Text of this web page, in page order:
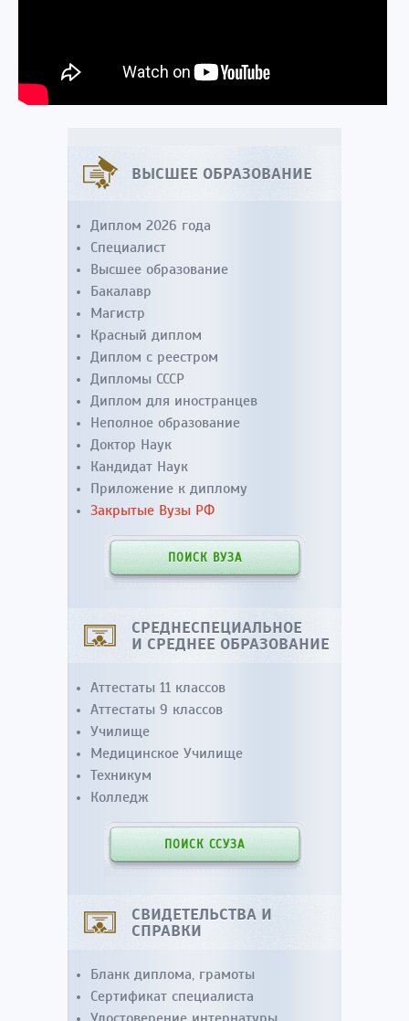
ВЫСШЕЕ ОБРАЗОВАНИЕ
Диплом 2026 года
Специалист
Высшее образование
Бакалавр
Магистр
Красный диплом
Диплом с реестром
Дипломы СССР
Диплом для иностранцев
Неполное образование
Доктор Наук
Кандидат Наук
Приложение к диплому
Закрытые Вузы РФ
ПОИСК ВУЗА
СРЕДНЕСПЕЦИАЛЬНОЕ
И СРЕДНЕЕ ОБРАЗОВАНИЕ
Аттестаты 11 классов
Аттестаты 9 классов
Училище
Медицинское Училище
Техникум
Колледж
ПОИСК ССУЗА
СВИДЕТЕЛЬСТВА И
СПРАВКИ
Бланк диплома, грамоты
Сертификат специалиста